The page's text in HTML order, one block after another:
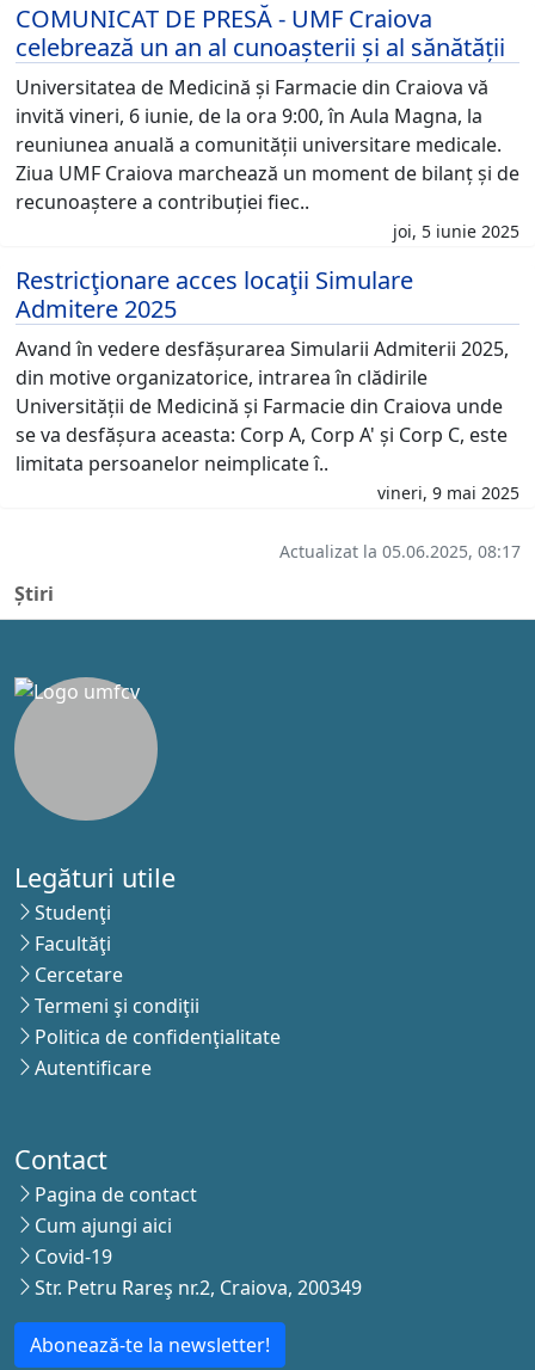
Știri
COMUNICAT DE PRESĂ - UMF Craiova
celebrează un an al cunoașterii și al sănătății
Universitatea de Medicină și Farmacie din Craiova vă
invită vineri, 6 iunie, de la ora 9:00, în Aula Magna, la
reuniunea anuală a comunității universitare medicale.
Ziua UMF Craiova marchează un moment de bilanț și de
recunoaștere a contribuției fiec..
joi, 5 iunie 2025
Restricţionare acces locaţii Simulare
Admitere 2025
Avand în vedere desfășurarea Simularii Admiterii 2025,
din motive organizatorice, intrarea în clădirile
Universității de Medicină și Farmacie din Craiova unde
se va desfășura aceasta: Corp A, Corp A' și Corp C, este
limitata persoanelor neimplicate î..
vineri, 9 mai 2025
Actualizat la 05.06.2025, 08:17
Legături utile
Studenţi
Facultăţi
Cercetare
Termeni şi condiţii
Politica de confidenţialitate
Autentificare
Contact
Pagina de contact
Cum ajungi aici
Covid-19
Str. Petru Rareş nr.2, Craiova, 200349
Abonează-te la newsletter!